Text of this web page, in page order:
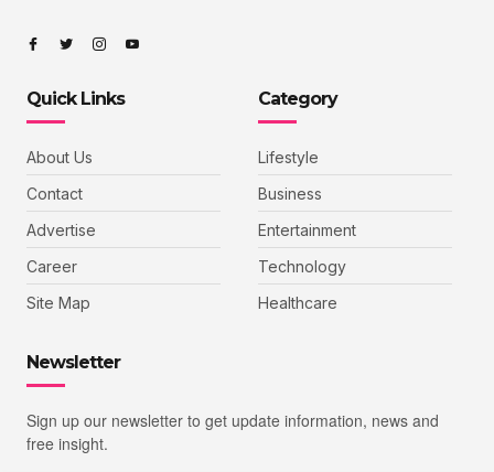
Quick Links
About Us
Contact
Advertise
Career
Site Map
Category
Lifestyle
Business
Entertainment
Technology
Healthcare
Newsletter
Sign up our newsletter to get update information, news and
free insight.